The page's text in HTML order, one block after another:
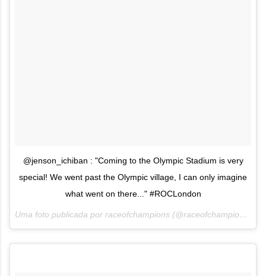
@jenson_ichiban : "Coming to the Olympic Stadium is very
special! We went past the Olympic village, I can only imagine
what went on there..." #ROCLondon
Uma foto publicada por raceofchampions (@raceofchampions) em